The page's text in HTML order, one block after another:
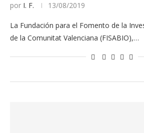
por I. F. 13/08/2019
La Fundación para el Fomento de la
de la Comunitat Valenciana (FISABIO),…